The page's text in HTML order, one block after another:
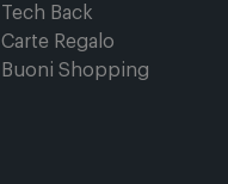
Tech Back
Carte Regalo
Buoni Shopping